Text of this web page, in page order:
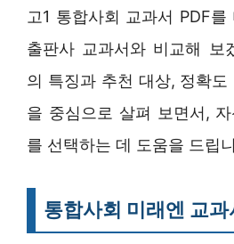
고1 통합사회 교과서 PDF를
출판사 교과서와 비교해 보
의 특징과 추천 대상, 정확도
을 중심으로 살펴 보면서,
를 선택하는 데 도움을 드립
통합사회 미래엔 교과